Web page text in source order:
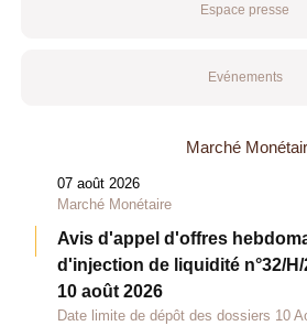
Espace presse
Evénements
Marché
07 août 2026
Marché Monétaire
Avis d'appel d'offres
d'injection de liquidité n°32/H/
10 août 2026
Date limite de dépôt des dossiers 10